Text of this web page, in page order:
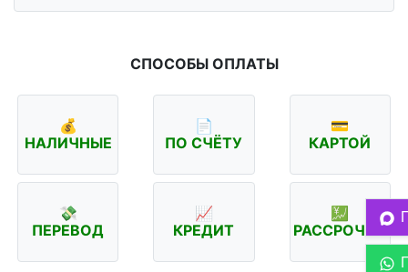
СПОСОБЫ ОПЛАТЫ
💰
НАЛИЧНЫЕ
📄
ПО СЧЁТУ
💳
КАРТОЙ
💸
ПЕРЕВОД
📈
КРЕДИТ
💹
РАССРОЧКА